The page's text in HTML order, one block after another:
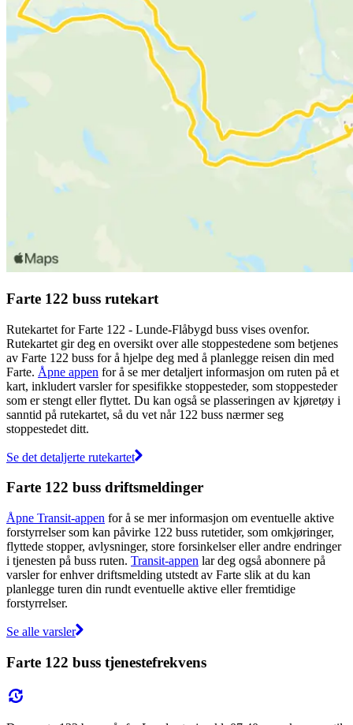
Farte 122 buss rutekart
Rutekartet for Farte 122 - Lunde-Flåbygd buss vises ovenfor.
Rutekartet gir deg en oversikt over alle stoppestedene som betjenes
av Farte 122 buss for å hjelpe deg med å planlegge reisen din med
Farte. Åpne appen for å se mer detaljert informasjon om ruten på et
kart, inkludert varsler for spesifikke stoppesteder, som stoppesteder
som er stengt eller flyttet. Du kan også se plasseringen av kjøretøy i
sanntid på rutekartet, så du vet når 122 buss nærmer seg
stoppestedet ditt.
Se det detaljerte rutekartet
Farte 122 buss driftsmeldinger
Åpne Transit-appen for å se mer informasjon om eventuelle aktive
forstyrrelser som kan påvirke 122 buss rutetider, som omkjøringer,
flyttede stopper, avlysninger, store forsinkelser eller andre endringer
i tjenesten på buss ruten. Transit-appen lar deg også abonnere på
varsler for enhver driftsmelding utstedt av Farte slik at du kan
planlegge turen din rundt eventuelle aktive eller fremtidige
forstyrrelser.
Se alle varsler
Farte 122 buss tjenestefrekvens